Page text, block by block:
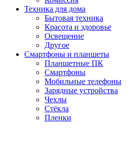
Техника для дома
Бытовая техника
Красота и здоровье
Освещение
Другое
Смартфоны и планшеты
Планшетные ПК
Смартфоны
Мобильные телефоны
Зарядные устройства
Чехлы
Стёкла
Пленки